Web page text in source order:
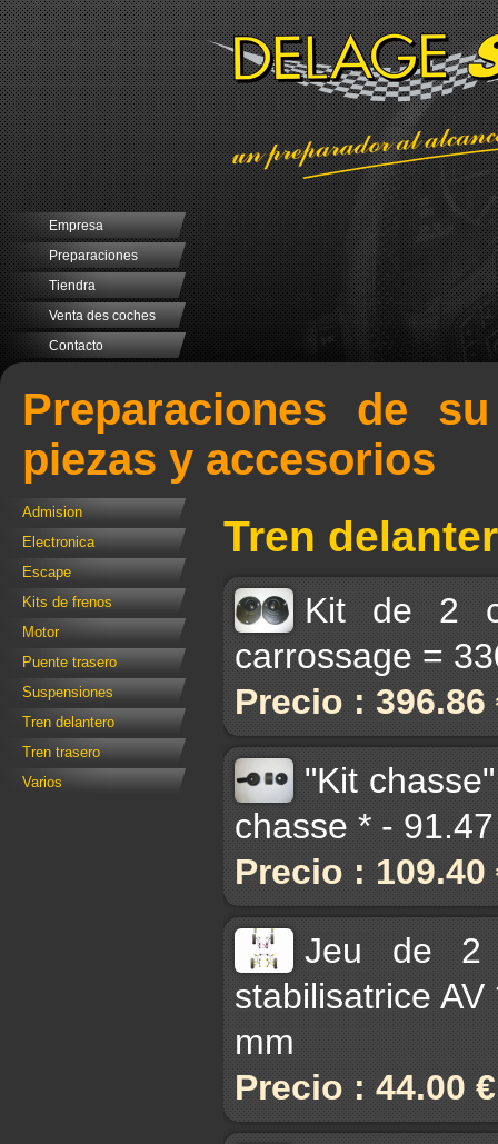
Empresa
Preparaciones
Tiendra
Venta des coches
Contacto
Preparaciones de
piezas y accesorios
Admision
Electronica
Escape
Kits de frenos
Motor
Puente trasero
Suspensiones
Tren delantero
Tren trasero
Varios
Tren
Kit de 2
carrossage =
Precio : 396.86
"Kit
chasse * -
Precio : 109.40
Jeu de 2
stabilisatrice
mm
Precio : 44.00